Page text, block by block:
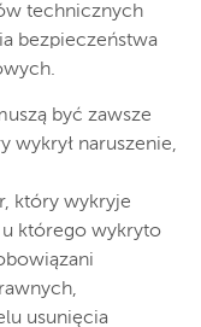
technicznych
bezpieczeństwa
być zawsze
wykrył naruszenie,
który wykryje
u którego wykryto
usunięcia